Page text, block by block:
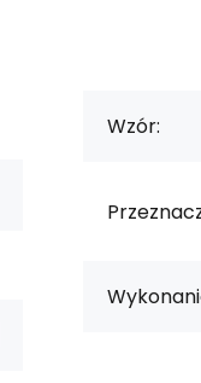
Wzór: